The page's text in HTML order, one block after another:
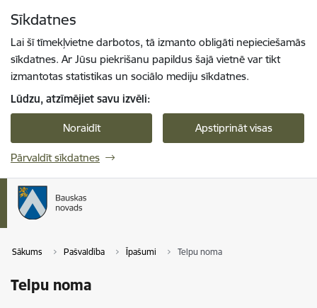
Sīkdatnes
Lai šī tīmekļvietne darbotos, tā izmanto obligāti nepieciešamās
sīkdatnes. Ar Jūsu piekrišanu papildus šajā vietnē var tikt
izmantotas statistikas un sociālo mediju sīkdatnes.
Lūdzu, atzīmējiet savu izvēli:
Noraidīt Apstiprināt visas
Pārvaldīt sīkdatnes
Sākums Pašvaldība Īpašumi Telpu noma
Telpu noma